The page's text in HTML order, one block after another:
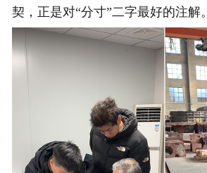
契，正是对“分寸”二字最好的注解。